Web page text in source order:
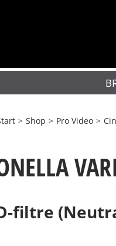
> Shop > Pro Video >
filtre